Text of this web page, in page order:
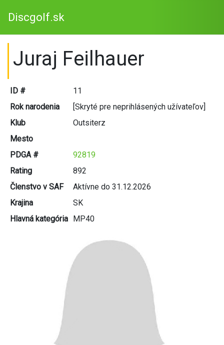
Discgolf.sk
Juraj Feilhauer
ID #
11
Rok narodenia
[Skryté pre neprihlásených užívateľov]
Klub
Outsiterz
Mesto
PDGA #
92819
Rating
892
Členstvo v SAF
Aktívne do 31.12.2026
Krajina
SK
Hlavná kategória MP40